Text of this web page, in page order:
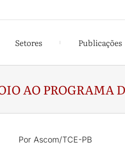
Setores Publicações
AO PROGRAMA
Por Ascom/TCE-PB